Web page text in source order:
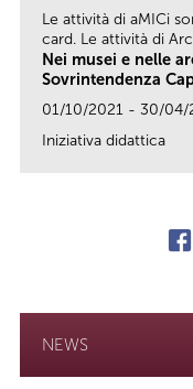
Le attività di aMICi
card. Le attività di
Nei musei e nelle
Sovrintendenza
01/10/2021 - 30/04/
Iniziativa didattica
NEWS